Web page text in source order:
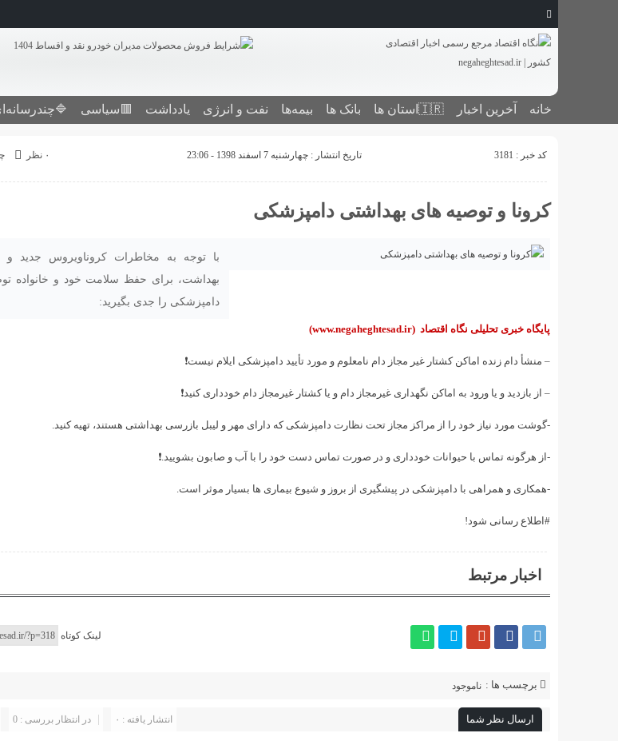
خانه آخرین اخبار 🇮🇷استان ‌ها بانک ها بیمه‌ها نفت و انرژی یادداشت 🟥سیاسی
کد خبر : 3181 تاریخ انتشار : چهارشنبه 7 اسفند 1398 - 23:06 ۰ نظر
کرونا و توصیه های بهداشتی دامپزشکی
با توجه به مخاطرات کروناویروس جدید و
بهداشت، برای حفظ سلامت خود و خانواده
‌دامپزشکی‌ را ‌جدی بگیرید‌:
پایگاه خبری تحلیلی نگاه اقتصاد (www.negaheghtesad.ir)
– منشأ‌ دام‌ زنده‌ اماکن ‌کشتار‌ غیر‌ مجاز دام نامعلوم‌ و مورد‌ تأیید ‌دامپزشکی ایلام نیست❗
– از‌ بازدید‌ و یا ورود به اماکن نگهداری غیرمجاز دام و یا کشتار غیرمجاز دام خودداری کنید❗
-گوشت مورد نیاز خود‌ را از مراکز مجاز تحت نظارت دامپزشکی که دارای مهر و لیبل بازرسی بهداشتی هستند، تهیه کنید.
-از هرگونه ‌تماس با حیوانات خودداری و در صورت تماس دست خود را با آب و صابون بشویید.❗
-همکاری و‌ همراهی با دامپزشکی در پیشگیری از بروز و شیوع بیماری ها بسیار موثر است.
#اطلاع رسانی شود!
اخبار مرتبط
لینک کوتاه
برچسب ها : ناموجود
ارسال نظر شما در انتظار بررسی : 0 انتشار یافته : ۰